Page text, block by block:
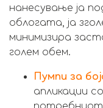
нанесување ја
облогата, ја
минимизира
голем обем.
Пумпи за
апликации